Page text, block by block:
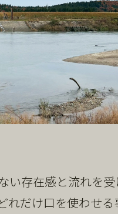
い存在感と流れを
れだけ口を使わせる